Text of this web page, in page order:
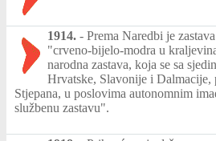
1914. - Prema Naredbi je
"crveno-bijelo-modra u
narodna zastava, koja se sa
Hrvatske, Slavonije i Dalmacije,
Stjepana, u poslovima autonomnim
službenu zastavu".